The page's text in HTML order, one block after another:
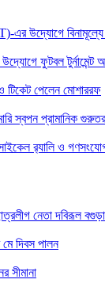
উদ্যোগে বিনামূল্যে
ফুটবল টুর্নামেন্ট
টিকেট পেলেন মোশাররফ
স্বপন প্রামানিক
র‍্যালি ও
নেতা দবিরূল
দিবস পালন
সীমানা